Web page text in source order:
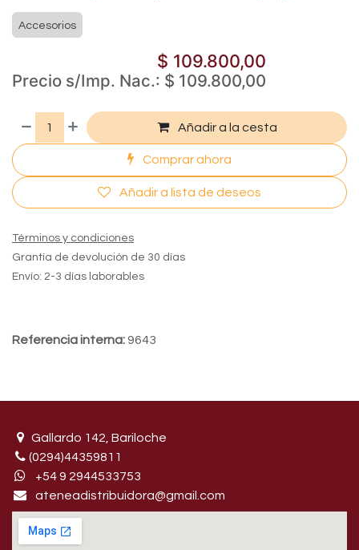
Accesorios
$ 109.800,00
Precio s/Imp. Nac.: $ 109.800,00
Añadir a la cesta
Comprar ahora
Añadir a lista de deseos
Términos y condiciones
Grantía de devolución de 30 días
Envío: 2-3 días laborables
Referencia interna: 9643
Gallardo 142, Bariloche
(0294)44359811
+54 9 29445​33753
ateneadistribuidora@gmail.com